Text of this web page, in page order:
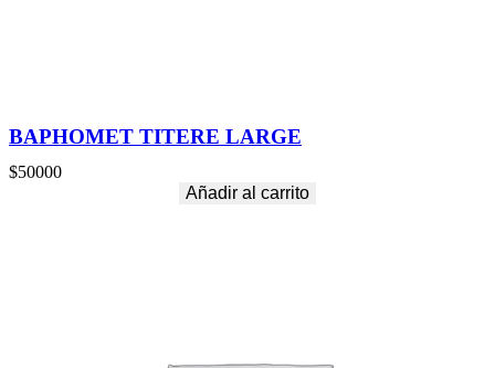
BAPHOMET TITERE LARGE
$50000
Añadir al carrito